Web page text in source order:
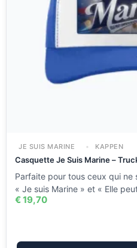
JE SUIS MARINE KAPPEN
Casquette Je Suis Marine –
Parfaite pour tous ceux qui
« Je suis Marine » et « Elle
€19,70